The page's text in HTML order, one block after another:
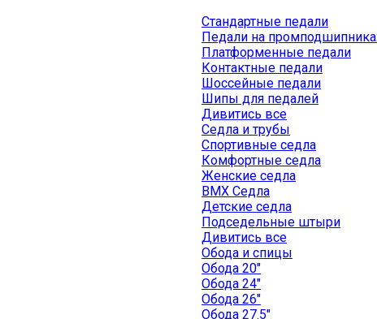
Стандартные педали
Педали на
Платформенные педали
Контактные педали
Шоссейные педали
Шипы для педалей
Дивитись все
Седла и трубы
Спортивные седла
Комфортные седла
Женские седла
BMX Седла
Детские седла
Подседельные штыри
Дивитись все
Обода и спицы
Обода 20"
Обода 24"
Обода 26"
Обода 27.5"